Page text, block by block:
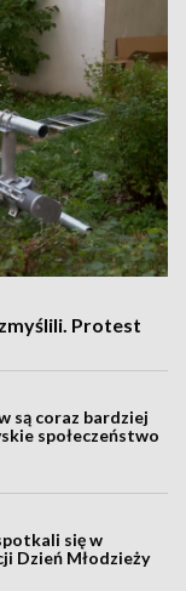
Protest
są coraz bardziej
społeczeństwo
się w
Dzień Młodzieży